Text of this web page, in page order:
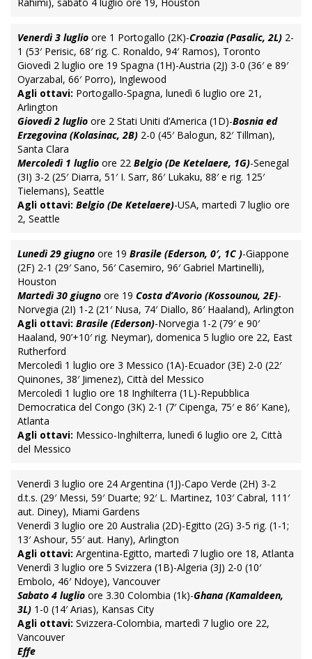
Rahimi), sabato 4 luglio ore 19, Houston
Venerdì 3 luglio ore 1 Portogallo (2K)-Croazia (Pasalic, 2L) 2-
1 (53′ Perisic, 68′ rig. C. Ronaldo, 94′ Ramos), Toronto
Giovedì 2 luglio ore 19 Spagna (1H)-Austria (2J) 3-0 (36′ e 89′
Oyarzabal, 66′ Porro), Inglewood
Agli ottavi: Portogallo-Spagna, lunedì 6 luglio ore 21,
Arlington
Giovedì 2 luglio ore 2 Stati Uniti d’America (1D)-Bosnia ed
Erzegovina (Kolasinac, 2B) 2-0 (45′ Balogun, 82′ Tillman),
Santa Clara
Mercoledì 1 luglio ore 22 Belgio (De Ketelaere, 1G)-Senegal
(3I) 3-2 (25′ Diarra, 51′ I. Sarr, 86′ Lukaku, 88′ e rig. 125′
Tielemans), Seattle
Agli ottavi: Belgio (De Ketelaere)-USA, martedì 7 luglio ore
2, Seattle
Lunedì 29 giugno ore 19 Brasile (Ederson, 0′, 1C )-Giappone
(2F) 2-1 (29′ Sano, 56′ Casemiro, 96′ Gabriel Martinelli),
Houston
Martedì 30 giugno ore 19 Costa d’Avorio (Kossounou, 2E)-
Norvegia (2I) 1-2 (21′ Nusa, 74′ Diallo, 86′ Haaland), Arlington
Agli ottavi: Brasile (Ederson)-Norvegia 1-2 (79′ e 90′
Haaland, 90’+10′ rig. Neymar), domenica 5 luglio ore 22, East
Rutherford
Mercoledì 1 luglio ore 3 Messico (1A)-Ecuador (3E) 2-0 (22′
Quinones, 38′ Jimenez), Città del Messico
Mercoledì 1 luglio ore 18 Inghilterra (1L)-Repubblica
Democratica del Congo (3K) 2-1 (7′ Cipenga, 75′ e 86′ Kane),
Atlanta
Agli ottavi: Messico-Inghilterra, lunedì 6 luglio ore 2, Città
del Messico
Venerdì 3 luglio ore 24 Argentina (1J)-Capo Verde (2H) 3-2
d.t.s. (29′ Messi, 59′ Duarte; 92′ L. Martinez, 103′ Cabral, 111′
aut. Diney), Miami Gardens
Venerdì 3 luglio ore 20 Australia (2D)-Egitto (2G) 3-5 rig. (1-1;
13′ Ashour, 55′ aut. Hany), Arlington
Agli ottavi: Argentina-Egitto, martedì 7 luglio ore 18, Atlanta
Venerdì 3 luglio ore 5 Svizzera (1B)-Algeria (3J) 2-0 (10′
Embolo, 46′ Ndoye), Vancouver
Sabato 4 luglio ore 3.30 Colombia (1k)-Ghana (Kamaldeen,
3L) 1-0 (14′ Arias), Kansas City
Agli ottavi: Svizzera-Colombia, martedì 7 luglio ore 22,
Vancouver
Effe